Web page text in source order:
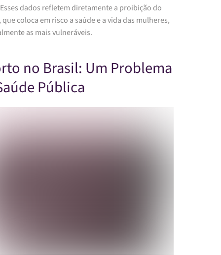
dados refletem diretamente a proibição do
coloca em risco a saúde e a vida das mulheres,
as mais vulneráveis.
no Brasil: Um Problema
Pública